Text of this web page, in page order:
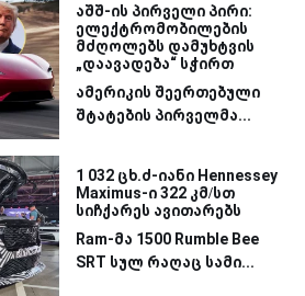
აშშ-ის პირველი პირი:
ელექტრომობილების
მძღოლებს დამუხტვის
„დაავადება“ სჭირთ
ამერიკის შეერთებული
შტატების პირველმა...
1 032 ცხ.ძ-იანი Hennessey
Maximus-ი 322 კმ/სთ
სიჩქარეს ავითარებს
Ram-მა 1500 Rumble Bee
SRT სულ რაღაც სამი...